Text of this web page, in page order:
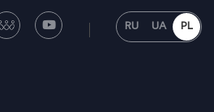
RU UA PL